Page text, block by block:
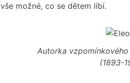
vše možné, co se dětem líbí.
Autorka
(1893-